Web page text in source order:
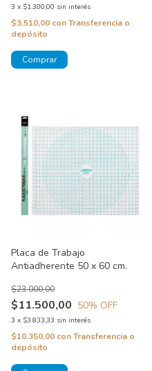
3 x $1.300,00 sin interés
$3.510,00 conTransferencia o
depósito
Placa de Trabajo
Antiadherente 50 x 60 cm.
$11.500,00
$23.000,00
50% OFF
3 x $3.833,33 sin interés
$10.350,00 conTransferencia o
depósito